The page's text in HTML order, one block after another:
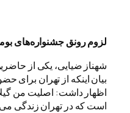
لزوم رونق جشنواره‌های
شهناز ضیایی، یکی از
بیان اینکه از تهران برای
است که در تهران زندگی